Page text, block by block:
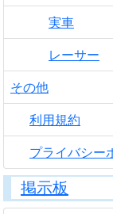
実車
レーサー
その他
利用規約
プライバシー
掲示板